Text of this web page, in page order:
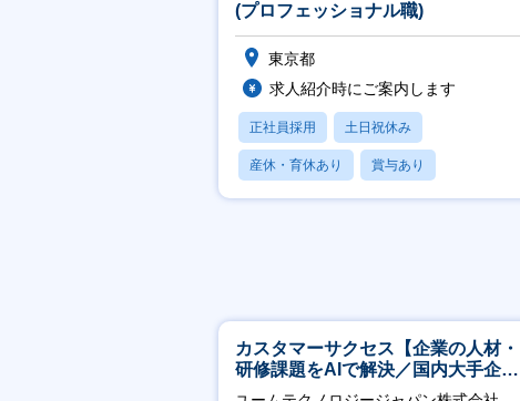
(プロフェッショナル職)
東京都
求人紹介時にご案内します
正社員採用 土日祝休み
産休・育休あり 賞与あり
フレックス
カスタマーサクセス【企業の人材・
研修課題をAIで解決／国内大手企業
約3万社導入／フレックス可】